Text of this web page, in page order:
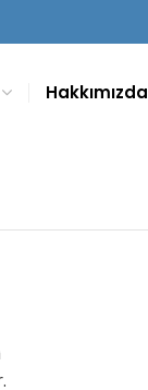
Hakkımızda